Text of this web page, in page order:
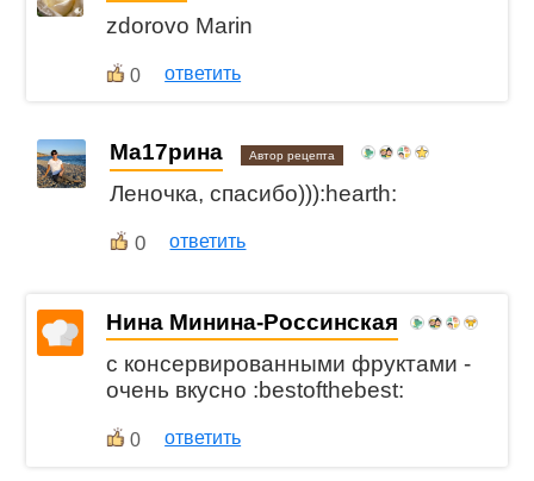
zdorovo Marin
0 ответить
Ма17рина Автор рецепта
Леночка, спасибо))):hearth:
0 ответить
Нина Минина-Россинская
с консервированными фруктами -
очень вкусно :bestofthebest:
0 ответить